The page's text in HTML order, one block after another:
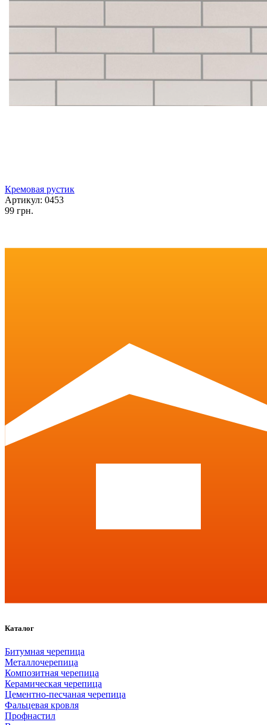
Кремовая рустик
Артикул: 0453
99 грн.
Каталог
Битумная черепица
Металлочерепица
Композитная черепица
Керамическая черепица
Цементно-песчаная черепица
Фальцевая кровля
Профнастил